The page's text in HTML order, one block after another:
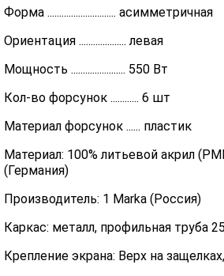
Форма ............................. асимметричная
Ориентация .................... левая
Мощность ....................... 550 Вт
Кол-во форсунок ............ 6 шт
Материал форсунок ...... пластик
Материал: 100% литьевой акрил
(Германия)
Производитель: 1 Marka (Россия)
Каркас: металл, профильная труба
Крепление экрана: Верх на